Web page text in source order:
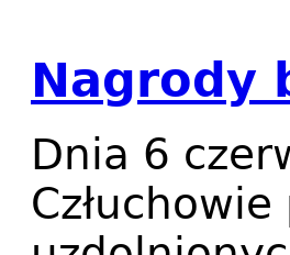
Nagrody
Dnia 6